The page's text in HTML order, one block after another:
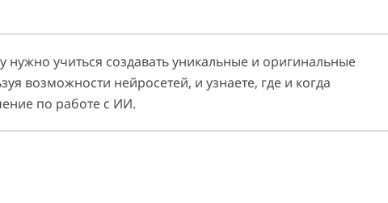
нужно учиться создавать уникальные и оригинальные
возможности нейросетей, и узнаете, где и когда
по работе с ИИ.